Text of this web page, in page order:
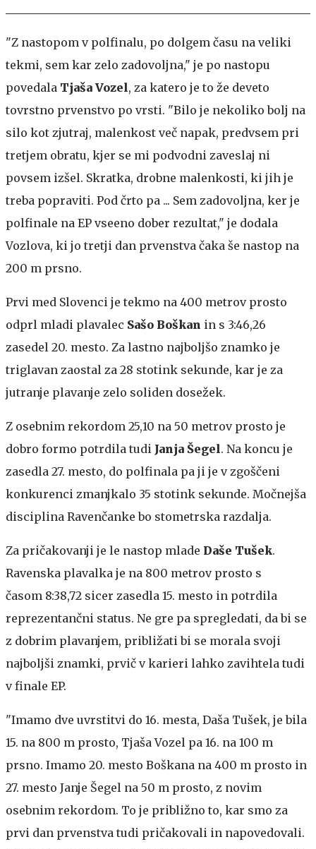
"Z nastopom v polfinalu, po dolgem času na veliki
tekmi, sem kar zelo zadovoljna," je po nastopu
povedala Tjaša Vozel, za katero je to že deveto
tovrstno prvenstvo po vrsti. "Bilo je nekoliko bolj na
silo kot zjutraj, malenkost več napak, predvsem pri
tretjem obratu, kjer se mi podvodni zaveslaj ni
povsem izšel. Skratka, drobne malenkosti, ki jih je
treba popraviti. Pod črto pa ... Sem zadovoljna, ker je
polfinale na EP vseeno dober rezultat," je dodala
Vozlova, ki jo tretji dan prvenstva čaka še nastop na
200 m prsno.
Prvi med Slovenci je tekmo na 400 metrov prosto
odprl mladi plavalec Sašo Boškan in s 3:46,26
zasedel 20. mesto. Za lastno najboljšo znamko je
triglavan zaostal za 28 stotink sekunde, kar je za
jutranje plavanje zelo soliden dosežek.
Z osebnim rekordom 25,10 na 50 metrov prosto je
dobro formo potrdila tudi Janja Šegel. Na koncu je
zasedla 27. mesto, do polfinala pa ji je v zgoščeni
konkurenci zmanjkalo 35 stotink sekunde. Močnejša
disciplina Ravenčanke bo stometrska razdalja.
Za pričakovanji je le nastop mlade Daše Tušek.
Ravenska plavalka je na 800 metrov prosto s
časom 8:38,72 sicer zasedla 15. mesto in potrdila
reprezentančni status. Ne gre pa spregledati, da bi se
z dobrim plavanjem, približati bi se morala svoji
najboljši znamki, prvič v karieri lahko zavihtela tudi
v finale EP.
"Imamo dve uvrstitvi do 16. mesta, Daša Tušek, je bila
15. na 800 m prosto, Tjaša Vozel pa 16. na 100 m
prsno. Imamo 20. mesto Boškana na 400 m prosto in
27. mesto Janje Šegel na 50 m prosto, z novim
osebnim rekordom. To je približno to, kar smo za
prvi dan prvenstva tudi pričakovali in napovedovali.